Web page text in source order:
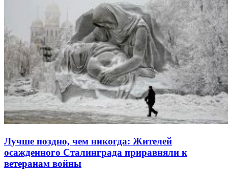
Лучше поздно, чем никогда: Жителей
осажденного Сталинграда приравняли к
ветеранам войны